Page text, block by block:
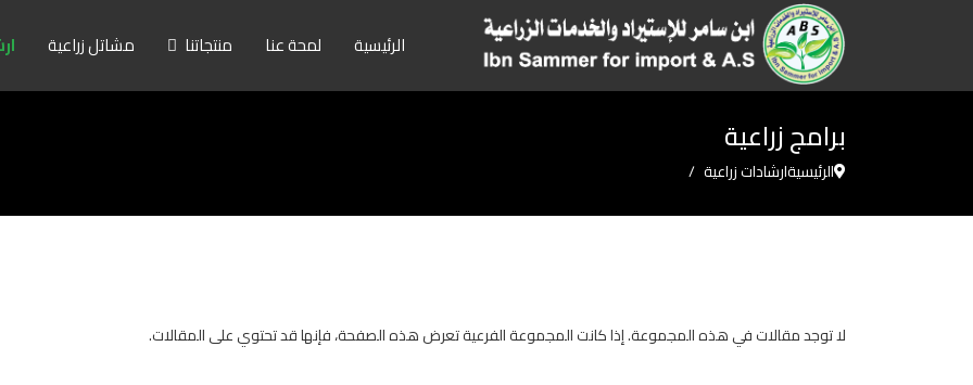
الرئيسية لمحة عنا منتجاتنا مشاتل زراعية
برامج زراعية
الرئيسيةارشادات زراعية
لا توجد مقالات في هذه المجموعة. إذا كانت المجموعة الفرعية تعرض هذه الصفحة، فإنها قد تحتوي على المقالات.